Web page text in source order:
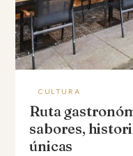
CULTURA
Ruta
sabores,
únicas